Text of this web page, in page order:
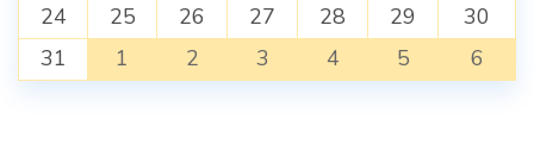
24
25 26 27 28 29
30
31
1 2 3 4 5 6